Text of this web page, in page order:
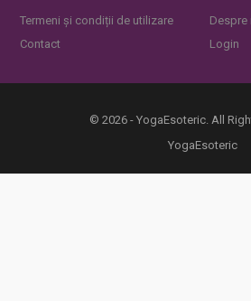
Termeni și condiții de utilizare
Contact
Despre
Login
© 2026 - YogaEsoteric. All
YogaEsoteric